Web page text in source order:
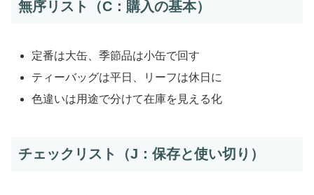
無序リスト（C：購入の基本）
定番は大缶、季節品は小缶で回す
ティーバッグは平日、リーフは休日に
色違いは用途で分けて在庫を見える化
チェックリスト（J：保存と使い切り）